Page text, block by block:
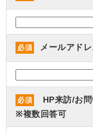
必須 メールアド
必須
HP来訪/お
※複数回答可